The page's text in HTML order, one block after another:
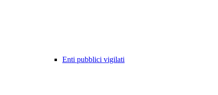
Enti pubblici vigilati